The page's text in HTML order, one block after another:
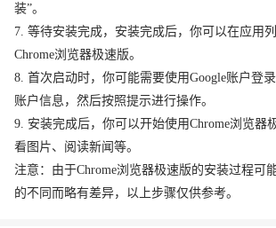
装”。
7. 等待安装完成，安装完成后，你可以在应用
Chrome浏览器极速版。
8. 首次启动时，你可能需要使用Google账户登
账户信息，然后按照提示进行操作。
9. 安装完成后，你可以开始使用Chrome浏览器
看图片、阅读新闻等。
注意：由于Chrome浏览器极速版的安装过程可
的不同而略有差异，以上步骤仅供参考。